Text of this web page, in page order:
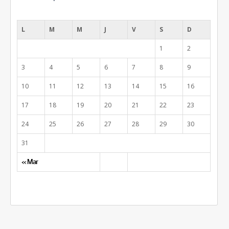
L M M J V S D
« Mar
1 2
3 4 5 6 7 8 9
10 11 12 13 14 15 16
17 18 19 20 21 22 23
24 25 26 27 28 29 30
31